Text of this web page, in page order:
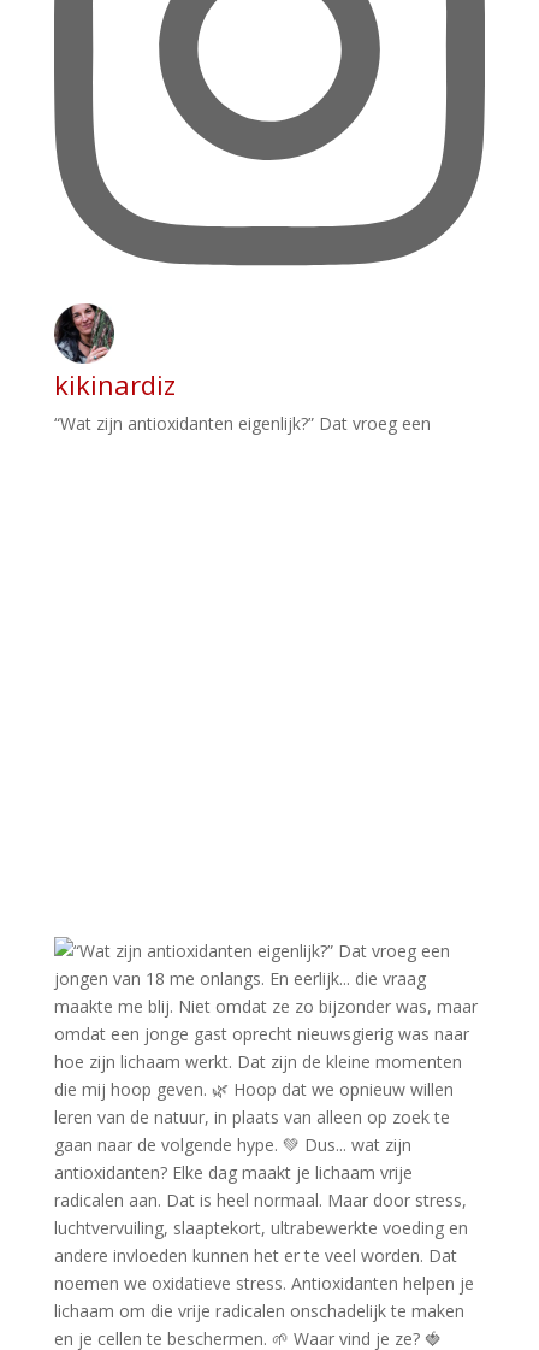
kikinardiz
“Wat zijn antioxidanten eigenlijk?” Dat vroeg een